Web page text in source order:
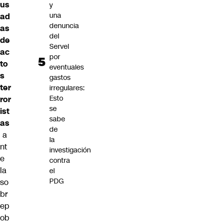
us
ad
as
de
ac
to
s
ter
ror
ist
as
a
nt
e
la
so
br
ep
ob
y
una
denuncia
del
Servel
por
eventuales
gastos
irregulares:
Esto
se
sabe
de
la
investigación
contra
el
PDG